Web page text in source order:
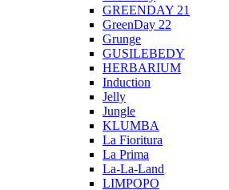
GREENDAY 21
GreenDay 22
Grunge
GUSILEBEDY
HERBARIUM
Induction
Jelly
Jungle
KLUMBA
La Fioritura
La Prima
La-La-Land
LIMPOPO